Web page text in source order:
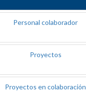
Personal colaborador
Proyectos
Proyectos en colaboración